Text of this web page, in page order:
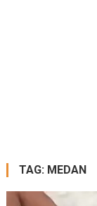
TAG: MEDAN